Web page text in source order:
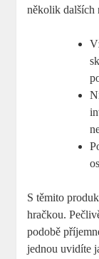
několik dalších
S těmito
hračkou.
podobě
jednou uvidíte